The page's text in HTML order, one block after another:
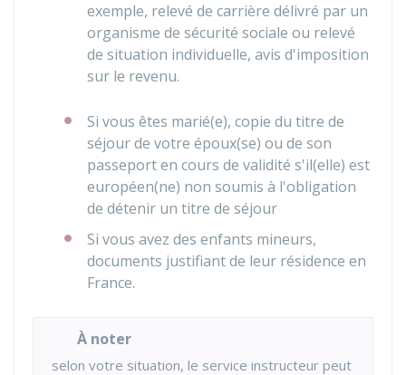
exemple, relevé de carrière délivré par un
organisme de sécurité sociale ou relevé
de situation individuelle, avis d'imposition
sur le revenu.
Si vous êtes marié(e), copie du titre de
séjour de votre époux(se) ou de son
passeport en cours de validité s'il(elle) est
européen(ne) non soumis à l'obligation
de détenir un titre de séjour
Si vous avez des enfants mineurs,
documents justifiant de leur résidence en
France.
À noter
selon votre situation, le service instructeur peut